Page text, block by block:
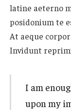
latine aeterno
posidonium te
At aeque
Invidunt
I am
upon my